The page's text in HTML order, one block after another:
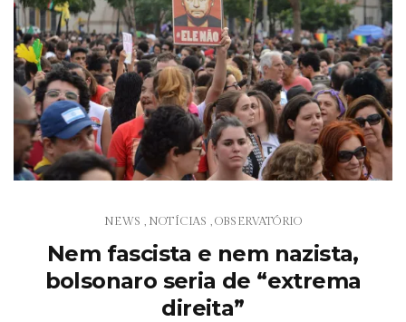
NEWS NOTÍCIAS ,OBSERVATÓRIO
Nem fascista e nem nazista,
bolsonaro seria de “extrema
direita”